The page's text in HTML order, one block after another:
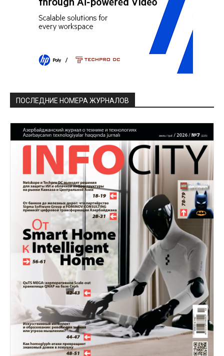
ПОСЛЕДНИЕ НОМЕРА ЖУРНАЛОВ